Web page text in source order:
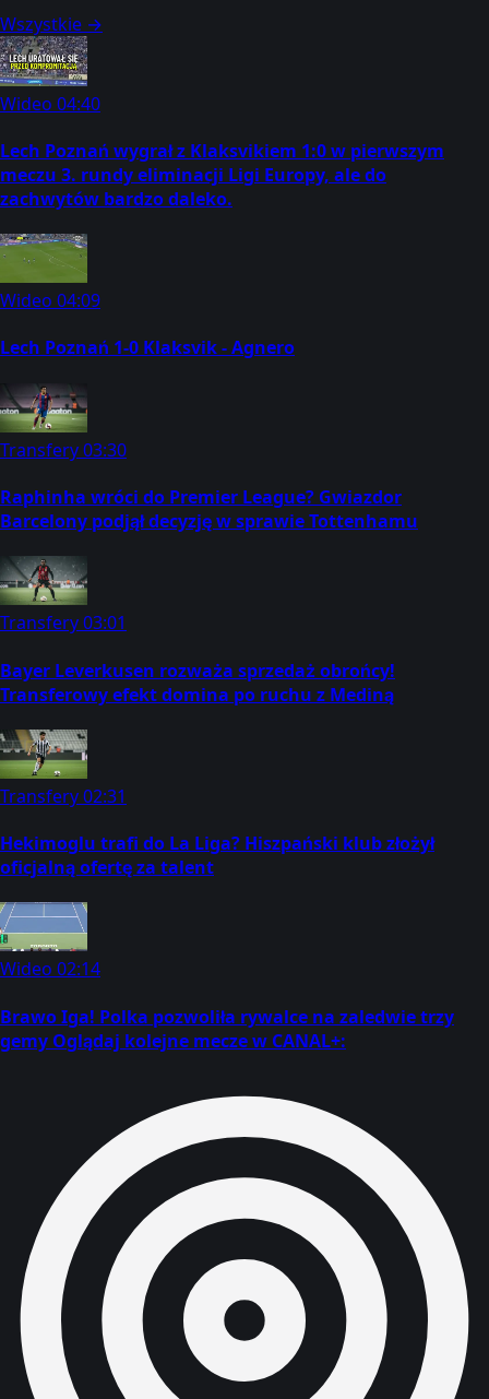
Wszystkie →
Wideo 04:40
Lech Poznań wygrał z Klaksvikiem 1:0 w pierwszym
meczu 3. rundy eliminacji Ligi Europy, ale do
zachwytów bardzo daleko.
Wideo 04:09
Lech Poznań 1-0 Klaksvik - Agnero
Transfery03:30
Raphinha wróci do Premier League? Gwiazdor
Barcelony podjął decyzję w sprawie Tottenhamu
Transfery03:01
Bayer Leverkusen rozważa sprzedaż obrońcy!
Transferowy efekt domina po ruchu z Mediną
Transfery02:31
Hekimoglu trafi do La Liga? Hiszpański klub złożył
oficjalną ofertę za talent
Wideo 02:14
Brawo Iga! Polka pozwoliła rywalce na zaledwie trzy
gemy Oglądaj kolejne mecze w CANAL+: